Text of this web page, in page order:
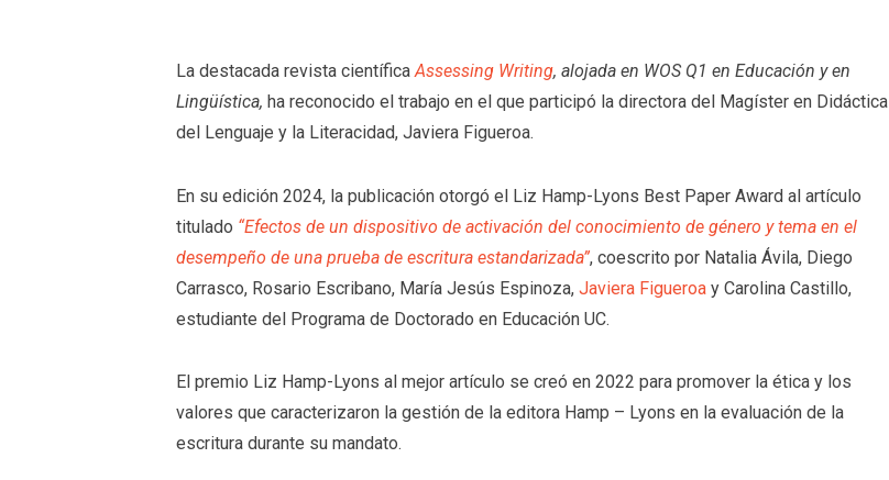
La destacada revista científicaAssessing Writing, alojada en WOS Q1 en Educación y en
Lingüística,ha reconocido el trabajo en el que participó la directora del Magíster en Didáctica
del Lenguaje y la Literacidad, Javiera Figueroa.
En su edición 2024, la publicación otorgó el Liz Hamp-Lyons Best Paper Award al artículo
titulado “Efectos de un dispositivo de activación del conocimiento de género y tema en el
desempeño de una prueba de escritura estandarizada”, coescrito por Natalia Ávila, Diego
Carrasco, Rosario Escribano, María Jesús Espinoza,Javiera Figueroa y Carolina Castillo,
estudiante del Programa de Doctorado en Educación UC.
El premio Liz Hamp-Lyons al mejor artículo se creó en 2022 para promover la ética y los
valores que caracterizaron la gestión de la editora Hamp – Lyons en la evaluación de la
escritura durante su mandato.